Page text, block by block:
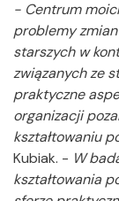
- Centrum
problemy
starszych w
związanych ze
praktyczne
organizacji
kształtowaniu
Kubiak. - W
kształtowania